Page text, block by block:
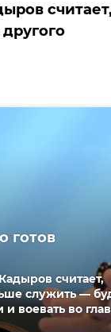
считает,
готов
считает,
служить —
воевать во